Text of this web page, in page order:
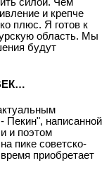
и крепче
плюс. Я готов к
область. Мы
будут
написанной
и поэтом
пике советско-
приобретает